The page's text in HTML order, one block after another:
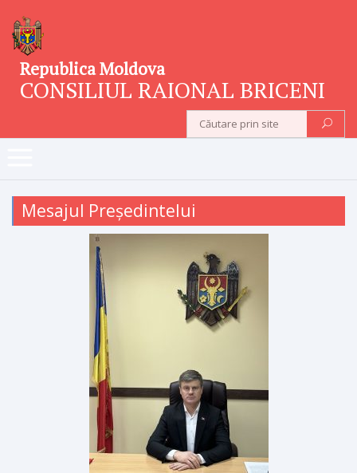
Republica Moldova
CONSILIUL RAIONAL BRICENI
Mesajul Președintelui